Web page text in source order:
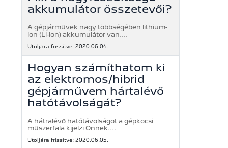
akkumulátor összetevői?
A gépjárművek nagy többségében lithium-
ion (Li-ion) akkumulátor van....
Utoljára frissítve: 2020.06.04.
Hogyan számíthatom ki
az elektromos/hibrid
gépjárművem hártalévő
hatótávolságát?
A hátralévő hatótávolságot a gépkocsi
műszerfala kijelzi Önnek....
Utoljára frissítve: 2020.06.05.